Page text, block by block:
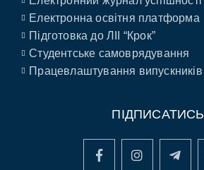
Електронна освітня платформа
Підготовка до ЛІІ “Крок”
Студентське самоврядування
Працевлаштування випускників
ПІДПИСАТИСЬ